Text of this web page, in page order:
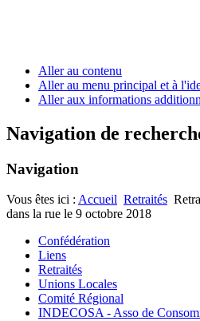
Aller au contenu
Aller au menu principal et à
Aller aux informations
Navigation de
Navigation
Vous êtes ici : Accueil Retraités
dans la rue le 9 octobre 2018
Confédération
Liens
Retraités
Unions Locales
Comité Régional
INDECOSA - Asso de